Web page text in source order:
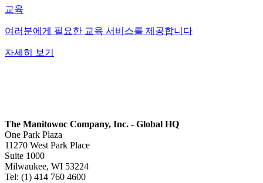
교육
여러분에게 필요한 교육 서비스를 제공합니다
자세히 보기
The Manitowoc Company, Inc. - Global HQ
One Park Plaza
11270 West Park Place
Suite 1000
Milwaukee, WI 53224
Tel: (1) 414 760 4600